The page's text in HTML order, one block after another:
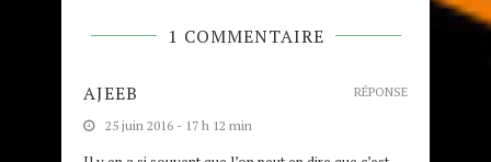
1 COMMENTAIRE
AJEEB
25 juin 2016 - 17 h 12 min
RÉPONSE